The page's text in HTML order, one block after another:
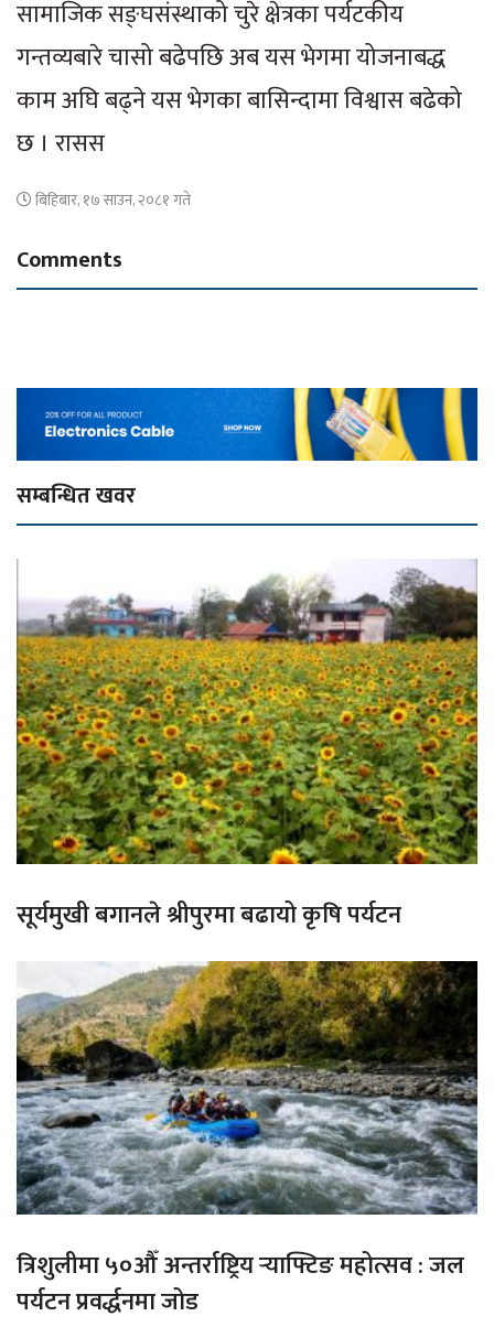
सामाजिक सङ्घसंस्थाको चुरे क्षेत्रका पर्यटकीय
गन्तव्यबारे चासो बढेपछि अब यस भेगमा योजनाबद्ध
काम अघि बढ्ने यस भेगका बासिन्दामा विश्वास बढेको
छ । रासस
बिहिबार, १७ साउन, २०८१ गते
Comments
सम्बन्धित खवर
सूर्यमुखी बगानले श्रीपुरमा बढायो कृषि पर्यटन
त्रिशुलीमा ५०औँ अन्तर्राष्ट्रिय र्‍याफ्टिङ महोत्सव : जल
पर्यटन प्रवर्द्धनमा जोड